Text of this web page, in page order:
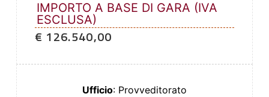
IMPORTO A BASE DI GARA (IVA
ESCLUSA)
€ 126.540,00
Ufficio: Provveditorato